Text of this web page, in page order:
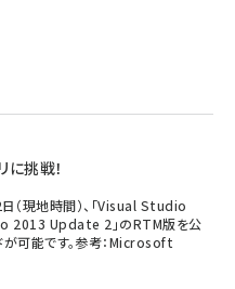
挑戦！
現地時間）、「Visual Studio
2013 Update 2」のRTM版を公
が可能です。参考：Microsoft